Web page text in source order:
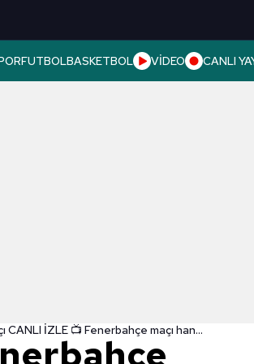
FUTBOLBASKETBOL VİDEO CANLI
Nordsjaelland - Fenerbahçe maçı CANLI İZLE 📺 Fenerbahçe maçı hangi kanalda? Saat kaçta?